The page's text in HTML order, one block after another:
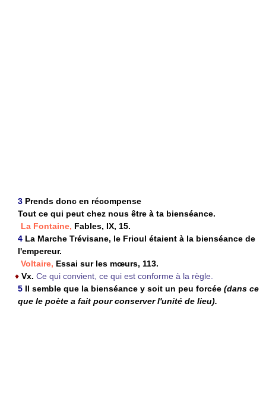
3 Prends donc en récompense
Tout ce qui peut chez nous être à ta bienséance.
La Fontaine, Fables, IX, 15.
4 La Marche Trévisane, le Frioul étaient à la bienséance de
l'empereur.
Voltaire, Essai sur les mœurs, 113.
♦ Vx. Ce qui convient, ce qui est conforme à la règle.
5 Il semble que la bienséance y soit un peu forcée (dans ce
que le poète a fait pour conserver l'unité de lieu).